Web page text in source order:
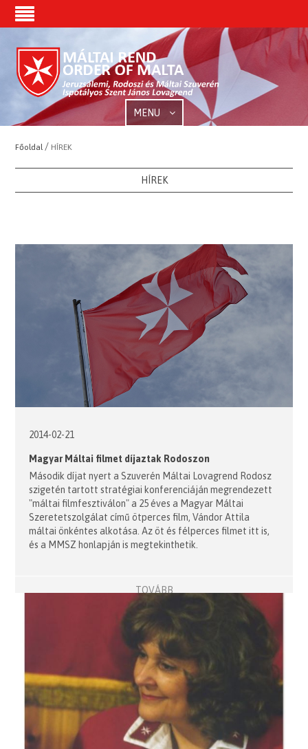
MENU
Főoldal / HÍREK
HÍREK
2014-02-21
Magyar Máltai filmet díjaztak Rodoszon
Második díjat nyert a Szuverén Máltai Lovagrend Rodosz
szigetén tartott stratégiai konferenciáján megrendezett
"máltai filmfesztiválon" a 25 éves a Magyar Máltai
Szeretetszolgálat című ötperces film, Vándor Attila
máltai önkéntes alkotása. Az öt és félperces filmet itt is,
és a MMSZ honlapján is megtekinthetik.
TOVÁBB